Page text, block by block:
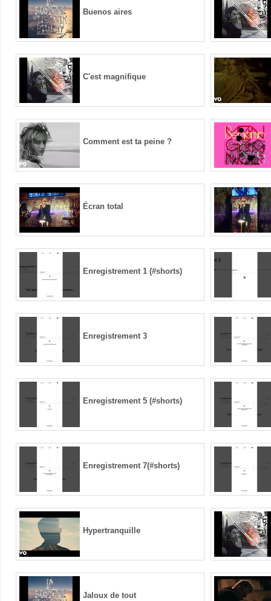
Buenos aires
C'est magnifique
Comment est ta peine ?
Écran total
Enregistrement 1 (#shorts)
Enregistrement 3
Enregistrement 5 (#shorts)
Enregistrement 7(#shorts)
Hypertranquille
Jaloux de tout